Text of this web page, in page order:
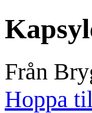
Från
Hoppa